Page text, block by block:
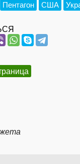
Пентагон США